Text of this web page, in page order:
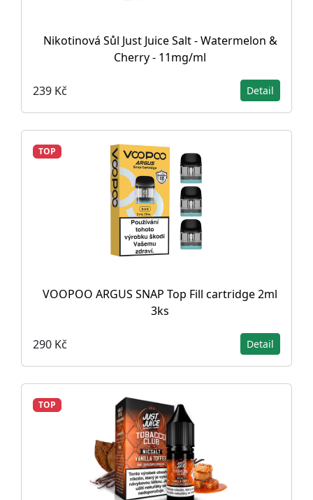
Nikotinová Sůl Just Juice Salt - Watermelon &
Cherry - 11mg/ml
239 Kč Detail
TOP
VOOPOO ARGUS SNAP Top Fill cartridge 2ml
3ks
290 Kč Detail
TOP